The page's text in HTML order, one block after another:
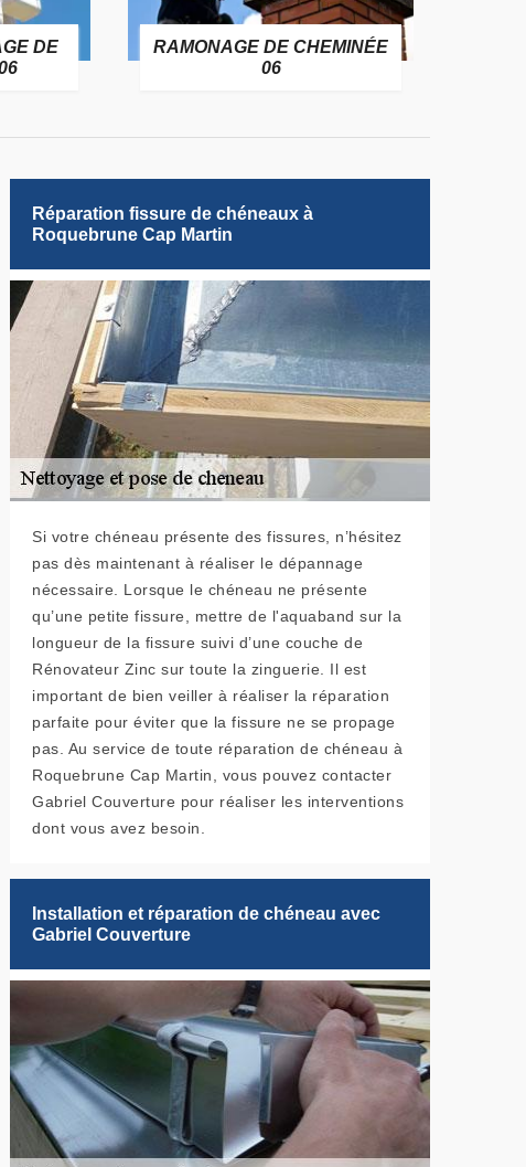
DE
RAMONAGE DE CHEMINÉE
06
Réparation fissure de chéneaux à
Roquebrune Cap Martin
Si votre chéneau présente des fissures, n’hésitez
pas dès maintenant à réaliser le dépannage
nécessaire. Lorsque le chéneau ne présente
qu’une petite fissure, mettre de l'aquaband sur la
longueur de la fissure suivi d’une couche de
Rénovateur Zinc sur toute la zinguerie. Il est
important de bien veiller à réaliser la réparation
parfaite pour éviter que la fissure ne se propage
pas. Au service de toute réparation de chéneau à
Roquebrune Cap Martin, vous pouvez contacter
Gabriel Couverture pour réaliser les interventions
dont vous avez besoin.
Installation et réparation de chéneau avec
Gabriel Couverture